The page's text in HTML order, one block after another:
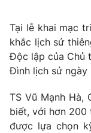
Tại lễ khai mạc
khắc lịch sử
Độc lập của Chủ
Đình lịch sử
TS Vũ Mạnh Hà,
biết, với hơn 200
được lựa chọn